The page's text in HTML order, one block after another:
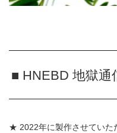
■ HNEBD 地獄通
★ 2022年に製作させていた